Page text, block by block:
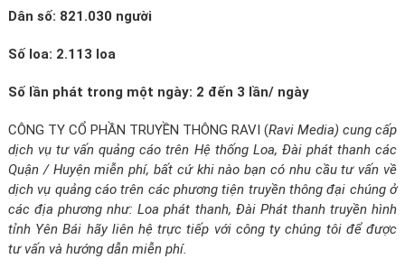
Dân số: 821.030 người
Số loa: 2.113 loa
Số lần phát trong một ngày: 2 đến 3 lần/ ngày
CÔNG TY CỔ PHẦN TRUYỀN THÔNG RAVI (Ravi Media) cung cấp
dịch vụ tư vấn quảng cáo trên Hệ thống Loa, Đài phát thanh các
Quận / Huyện miễn phí, bất cứ khi nào bạn có nhu cầu tư vấn về
dịch vụ quảng cáo trên các phương tiện truyền thông đại chúng ở
các địa phương như: Loa phát thanh, Đài Phát thanh truyền hình
tỉnh Yên Bái hãy liên hệ trực tiếp với công ty chúng tôi để được
tư vấn và hướng dẫn miễn phí.